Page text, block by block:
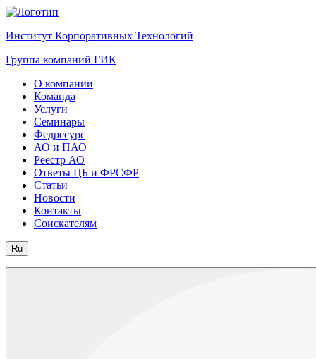
Институт Корпоративных Технологий
Группа компаний ГИК
О компании
Команда
Услуги
Семинары
Федресурс
АО и ПАО
Реестр АО
Ответы ЦБ и ФРСФР
Статьи
Новости
Контакты
Соискателям
Ru